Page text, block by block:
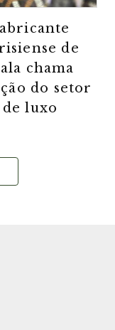
de
chama
do setor
de luxo